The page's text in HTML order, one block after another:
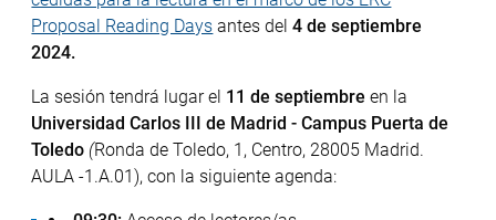
Proposal Reading Days antes del4 de septiembre
2024.
La sesión tendrá lugar el 11 de septiembreen la
Universidad Carlos III de Madrid - Campus Puerta de
Toledo (Ronda de Toledo, 1, Centro, 28005 Madrid.
AULA -1.A.01), con la siguiente agenda: